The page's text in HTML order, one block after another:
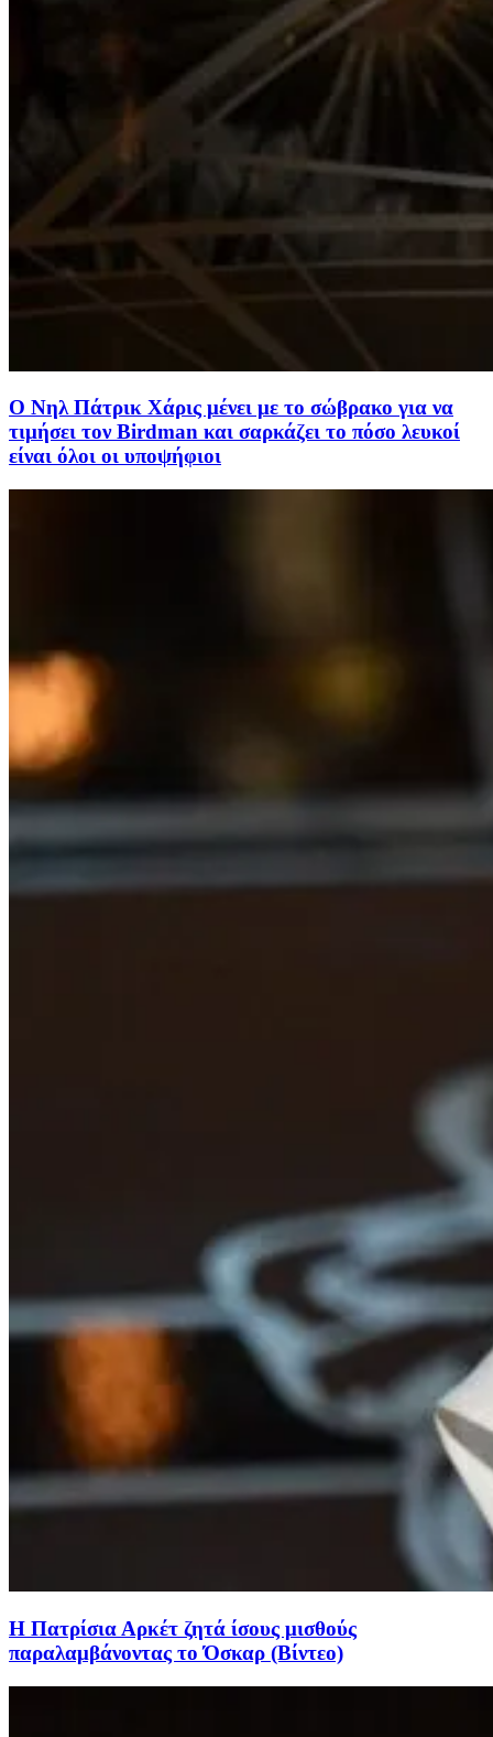
Ο Νηλ Πάτρικ Χάρις μένει με το σώβρακο για να
τιμήσει τον Birdman και σαρκάζει το πόσο λευκοί
είναι όλοι οι υποψήφιοι
Η Πατρίσια Αρκέτ ζητά ίσους μισθούς
παραλαμβάνοντας το Όσκαρ (Βίντεο)